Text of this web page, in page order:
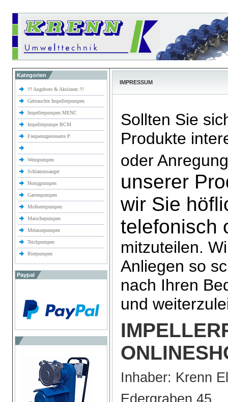
Kategorien
!!! Angebote & Aktionen !!!
Gebrauchte Impellerpumpen
Impellerpumpen MENC
Impellerpumpe BCM
Frequenzgesteuerte P.
Weinpumpen
Schlammsauger
Honigpumpen
Gartenpumpen
Molkereipumpen
Maischepumpen
Melassepumpen
Teichpumpen
Bierpumpen
Paypal
IMPRESSUM
Sollten Sie
Produkte
oder
unserer
wir Sie
telefonisch
mitzuteilen.
Anliegen so
nach Ihren
und
Inhaber: Krenn
Edergraben 45